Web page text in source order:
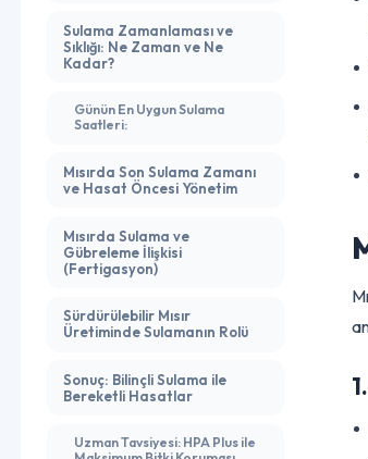
3. Damla Sulama Sistemi:
Modern ve Verimli Yaklaşım
Sulama Zamanlaması ve
Sıklığı: Ne Zaman ve Ne
Günün En Uygun Sulama
Mısırda Son Sulama Zamanı
ve Hasat Öncesi Yönetim
Mısırda Sulama ve
Gübreleme İlişkisi
Sürdürülebilir Mısır